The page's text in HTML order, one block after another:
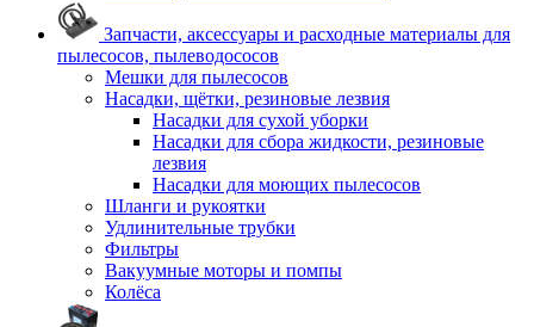
Запчасти, аксессуары и расходные материалы для
пылесосов, пылеводососов
Мешки для пылесосов
Насадки, щётки, резиновые лезвия
Насадки для сухой уборки
Насадки для сбора жидкости, резиновые
лезвия
Насадки для моющих пылесосов
Шланги и рукоятки
Удлинительные трубки
Фильтры
Вакуумные моторы и помпы
Колёса